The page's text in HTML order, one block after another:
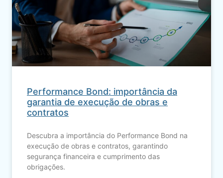
Performance Bond: importância da
garantia de execução de obras e
contratos
Descubra a importância do Performance Bond na
execução de obras e contratos, garantindo
segurança financeira e cumprimento das
obrigações.